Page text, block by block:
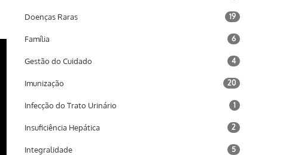
Doenças Raras 19
Família 6
Gestão do Cuidado 4
Imunização 20
Infecção do Trato Urinário 1
Insuficiência Hepática 2
Integralidade 5